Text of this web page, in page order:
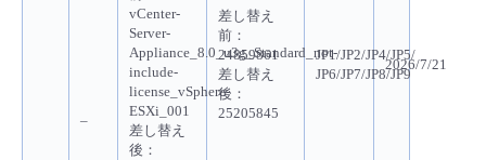
差し替え
前：
24859861
差し替え
後：
25205845
JP1/JP2/JP4/JP5/
JP6/JP7/JP8/JP9
2026/7/21
–
vCenter-
Server-
Appliance_8.0_u3g_Standard_not-
include-
license_vSphere-
ESXi_001
差し替え
後：